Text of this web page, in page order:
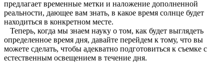
предлагает временные метки и наложение дополненной
реальности, дающее вам знать, в какое время солнце будет
находиться в конкретном месте.
Теперь, когда мы знаем науку о том, как будет выглядеть
определенное время дня, давайте перейдем к тому, что вы
можете сделать, чтобы адекватно подготовиться к съемке с
естественным освещением в течение дня.